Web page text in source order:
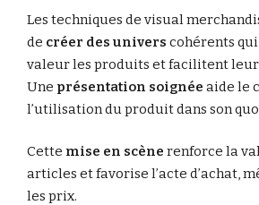
Les techniques de visual
de créer des univers cohérents
valeur les produits et facilitent leur
Une présentation soignée aide le
l’utilisation du produit dans son
Cette mise en scène renforce la
articles et favorise l’acte d’achat,
les prix.